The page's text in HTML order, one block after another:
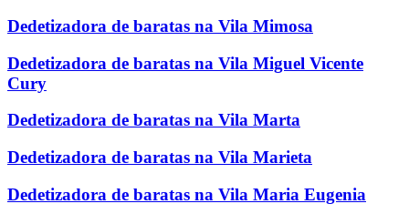
Dedetizadora de baratas na Vila Mimosa
Dedetizadora de baratas na Vila Miguel Vicente
Cury
Dedetizadora de baratas na Vila Marta
Dedetizadora de baratas na Vila Marieta
Dedetizadora de baratas na Vila Maria Eugenia